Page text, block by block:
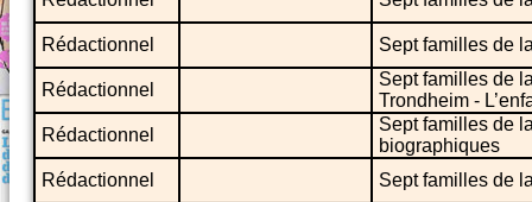
Rédactionnel Sept familles de
Rédactionnel
Sept familles de
Trondheim -
Rédactionnel
Sept familles de
biographiques
Rédactionnel
Sept familles de